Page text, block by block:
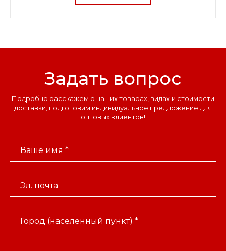
Задать вопрос
Подробно расскажем о наших товарах, видах и стоимости
доставки, подготовим индивидуальное предложение для
оптовых клиентов!
Ваше имя *
Эл. почта
Город (населенный пункт) *